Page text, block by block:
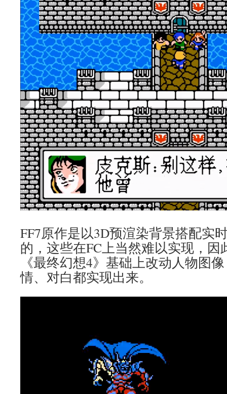
FF7原作是以3D预渲染背景搭配实
的，这些在FC上当然难以实现，
《最终幻想4》基础上改动人物图
情、对白都实现出来。